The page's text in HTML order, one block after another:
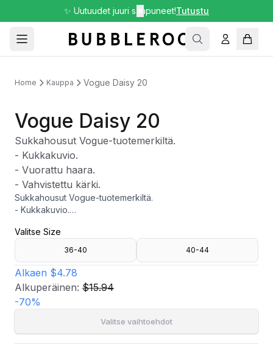
✨ Uutuudet juuri saapuneet!Tutustu
Home Kauppa Vogue Daisy 20
Vogue Daisy 20
Sukkahousut Vogue-tuotemerkiltä.
- Kukkakuvio.
- Vuorattu haara.
- Vahvistettu kärki.
Sukkahousut Vogue-tuotemerkiltä.
- Kukkakuvio.
- Vahvistettu kärki.
Valitse Size
36-40 40-44
Alkaen $4.78
Alkuperäinen: $15.94
-70%
Valitse vaihtoehdot